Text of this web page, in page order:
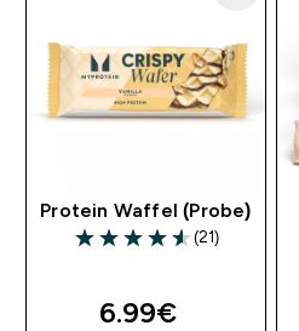
Protein Waffel (Probe)
4.57 out of 5 stars
(21)
6.99€‎